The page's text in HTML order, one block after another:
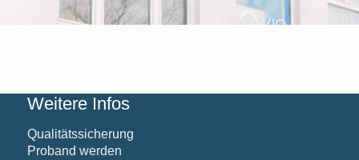
Weitere Infos
Qualitätssicherung
Proband werden